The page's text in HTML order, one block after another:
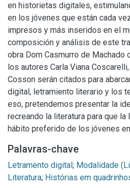
en historietas digitales,
en los jóvenes que están cada
impresos y más inseridos en el
composición y análisis de este
obra Dom Casmurro de Machado
los autores Carla Viana
Cosson serán citados para
digital, letramiento literario y los
eso, pretendemos presentar la
recreando la literatura para que la
hábito preferido de los jóvenes
Palavras-chave
Letramento digital; Modalidade
Literatura; Histórias em